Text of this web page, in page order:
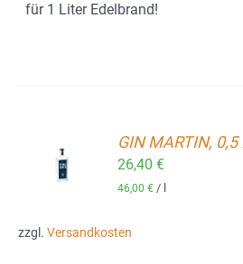
für 1 Liter Edelbrand!
GIN MARTIN,
26,40€
46,00€ /
zzgl. Versandkosten